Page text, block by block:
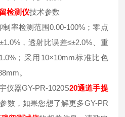
检测仪技术参数
率检测范围0.00-100%；零点
，透射比误差≤±2.0%、重
；采用10×10mm标准比色
。
仪器GY-PR-1020S20通道手提
数，如果您想了解更多GY-PR